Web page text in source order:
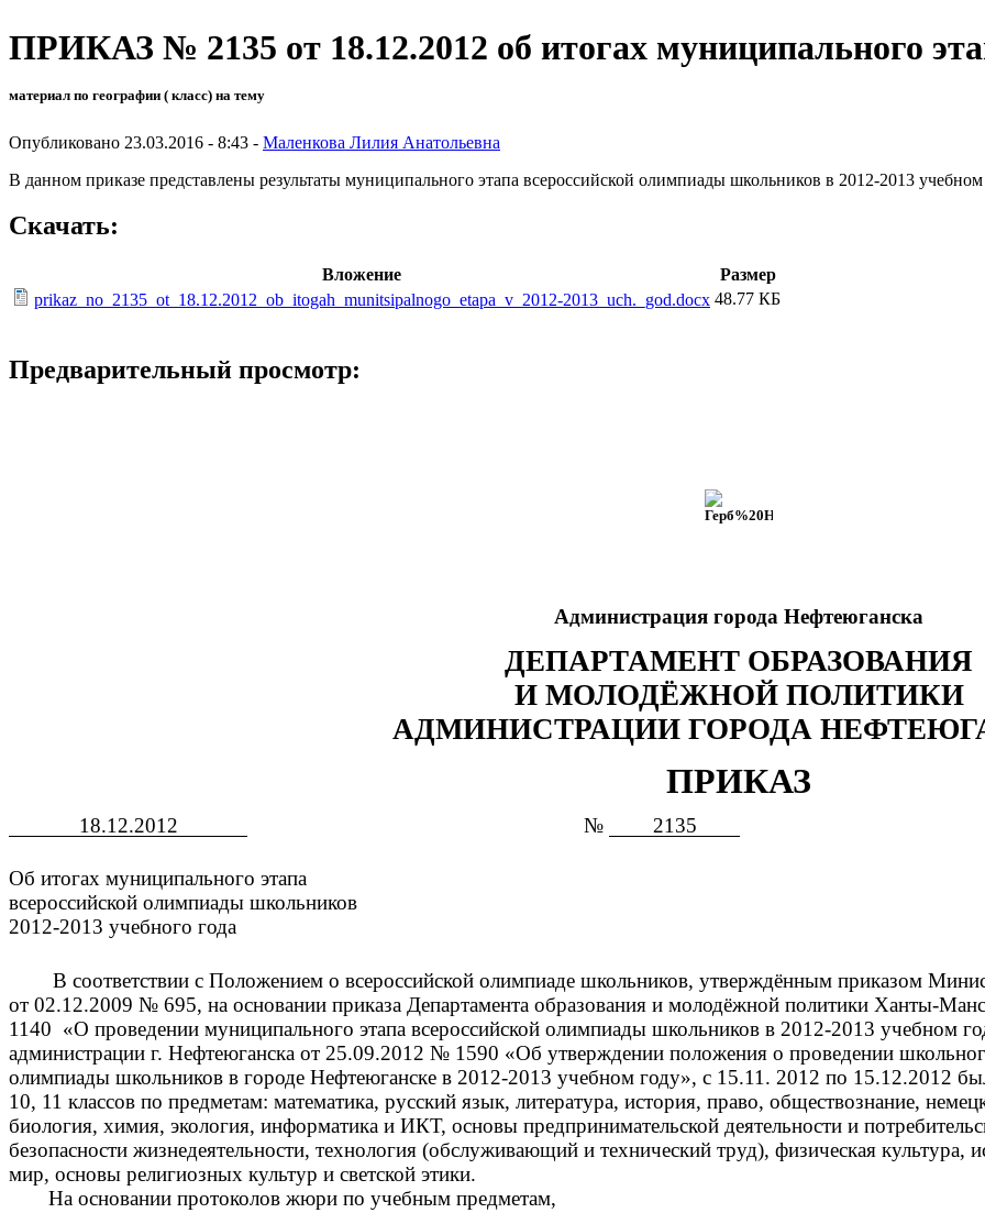
ПРИКАЗ № 2135 от 18.12.2012 об итогах муниципального
материал по географии ( класс) на тему
Опубликовано 23.03.2016 - 8:43 - Маленкова Лилия Анатольевна
В данном приказе представлены результаты муниципального этапа всероссийской олимпиады школьников в 2012-2013
Скачать:
Вложение
Размер
prikaz_no_2135_ot_18.12.2012_ob_itogah_munitsipalnogo_etapa_v_2012-2013_uch._god.docx 48.77 КБ
Предварительный просмотр:
Администрация города Нефтеюганска
ДЕПАРТАМЕНТ ОБРАЗОВАНИЯ
И МОЛОДЁЖНОЙ ПОЛИТИКИ
АДМИНИСТРАЦИИ ГОРОДА
ПРИКАЗ
18.12.2012 № 2135
Об итогах муниципального этапа
всероссийской олимпиады школьников
2012-2013 учебного года
В соответствии с Положением о всероссийской олимпиаде школьников, утверждённым приказом
от 02.12.2009 № 695, на основании приказа Департамента образования и молодёжной политики Ханты-
1140 «О проведении муниципального этапа всероссийской олимпиады школьников в 2012-2013 учебном
администрации г. Нефтеюганска от 25.09.2012 № 1590 «Об утверждении положения о проведении
олимпиады школьников в городе Нефтеюганске в 2012-2013 учебном году», с 15.11. 2012 по 15.12.2012
10, 11 классов по предметам: математика, русский язык, литература, история, право, обществознание,
биология, химия, экология, информатика и ИКТ, основы предпринимательской деятельности и
безопасности жизнедеятельности, технология (обслуживающий и технический труд), физическая
мир, основы религиозных культур и светской этики.
На основании протоколов жюри по учебным предметам,